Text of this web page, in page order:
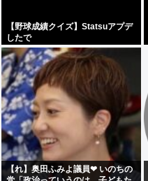
【野球成績クイズ】Statsuアプデ
したで
【れ】奥田ふみよ議員❤‍ いのちの